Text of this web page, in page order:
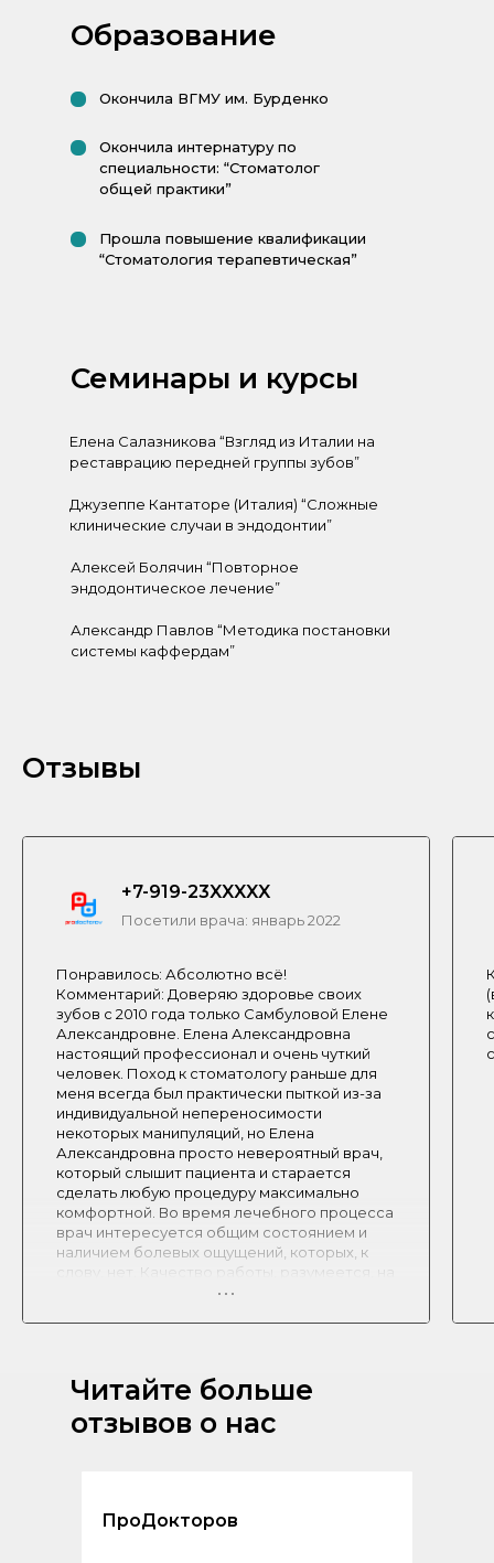
Образование
Окончила ВГМУ им. Бурденко
Окончила интернатуру по
специальности: “Стоматолог
общей практики”
Прошла повышение квалификации
“Стоматология терапевтическая”
Семинары и курсы
Елена Салазникова “Взгляд из Италии на
реставрацию передней группы зубов”
Джузеппе Кантаторе (Италия) “Сложные
клинические случаи в эндодонтии”
Алексей Болячин “Повторное
эндодонтическое лечение”
Александр Павлов “Методика постановки
системы каффердам”
Отзывы
+7-919-23XXXXX
Посетили врача: январь 2022
Понравилось: Абсолютно всё!
Комментарий: Доверяю здоровье своих
зубов с 2010 года только Самбуловой Елене
Александровне. Елена Александровна
настоящий профессионал и очень чуткий
человек. Поход к стоматологу раньше для
меня всегда был практически пыткой из-за
индивидуальной непереносимости
некоторых манипуляций, но Елена
Александровна просто невероятный врач,
который слышит пациента и старается
сделать любую процедуру максимально
комфортной. Во время лечебного процесса
врач интересуется общим состоянием и
наличием болевых ощущений, которых, к
слову, нет. Качество работы, разумеется, на
Читайте больше
отзывов о нас
ПроДокторов